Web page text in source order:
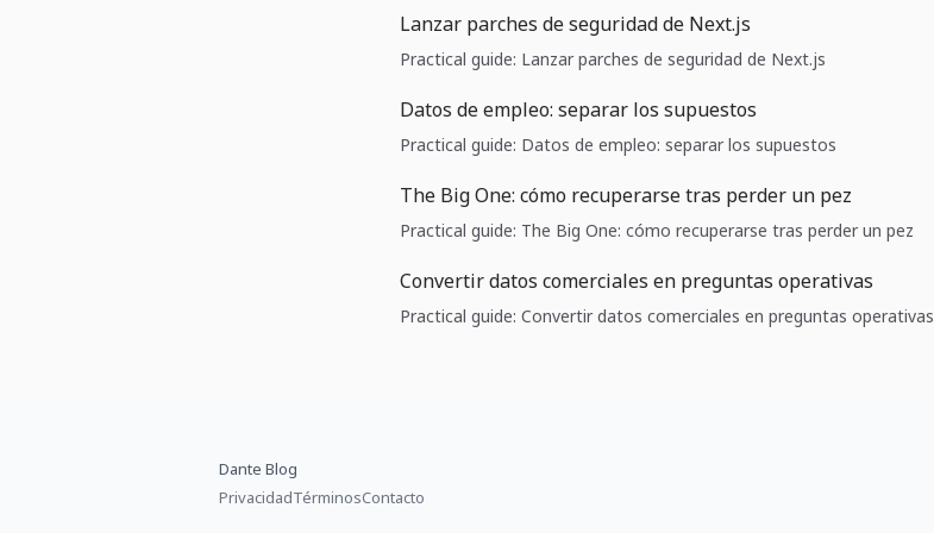
Lanzar parches de seguridad de Next.js
Practical guide: Lanzar parches de seguridad de Next.js
Datos de empleo: separar los supuestos
Practical guide: Datos de empleo: separar los supuestos
The Big One: cómo recuperarse tras perder un pez
Practical guide: The Big One: cómo recuperarse tras perder un pez
Convertir datos comerciales en preguntas operativas
Practical guide: Convertir datos comerciales en preguntas operativas
Dante Blog
PrivacidadTérminosContacto